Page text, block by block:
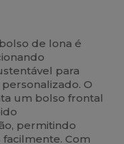
de lona é
para
O
um bolso frontal
permitindo
Com